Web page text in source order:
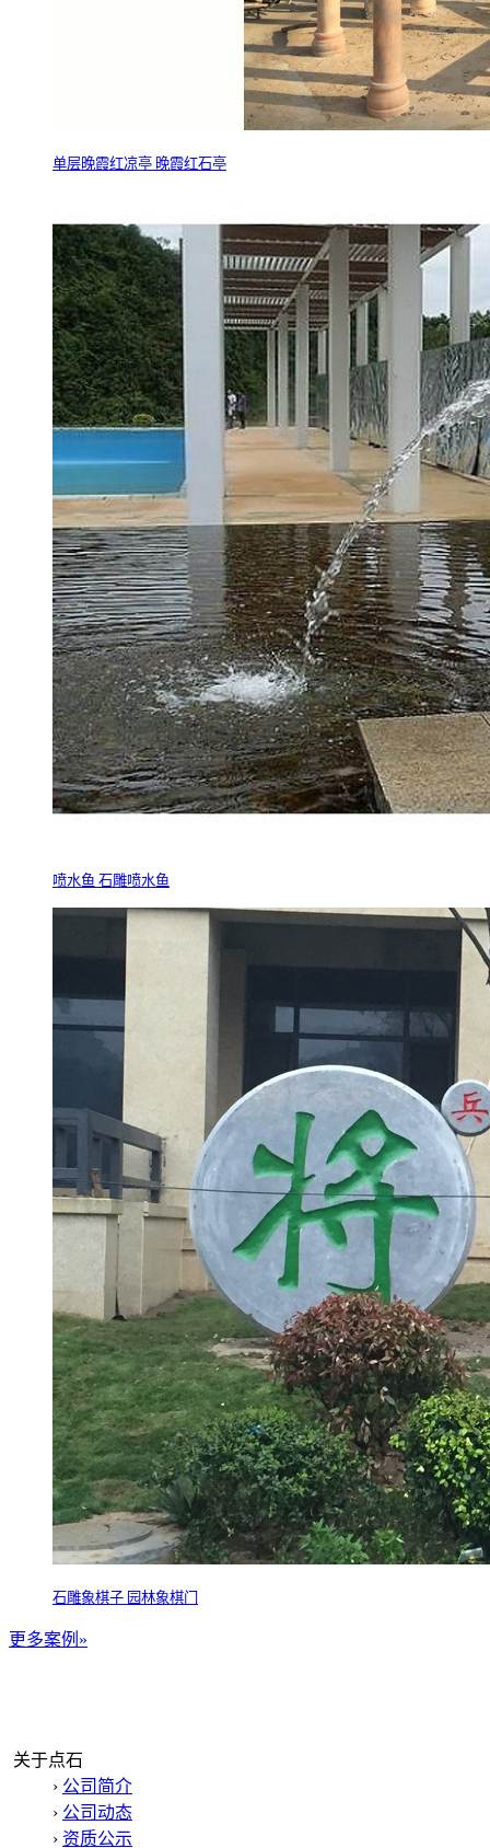
单层晚霞红凉亭 晚霞红石亭
喷水鱼 石雕喷水鱼
石雕象棋子 园林象棋门
更多案例»
关于点石
› 公司简介
› 公司动态
› 资质公示